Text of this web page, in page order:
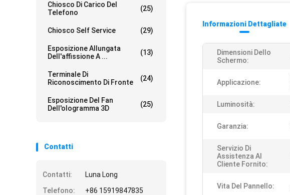
Chiosco Di Carico Del
Telefono
(25)
Chiosco Self Service (29)
Esposizione Allungata
Dell'affissione A ...
(13)
Terminale Di
Riconoscimento Di Fronte
(24)
Esposizione Del Fan
Dell'ologramma 3D
(25)
Contatti
Contatti:
Luna Long
Telefono:
+86 15919847835
Informazioni Dettagliate
Dimensioni Dello
Schermo:
Applicazione:
Luminosità:
Garanzia:
Servizio Di
Assistenza Al
Cliente Fornito:
Vita Del Pannello: